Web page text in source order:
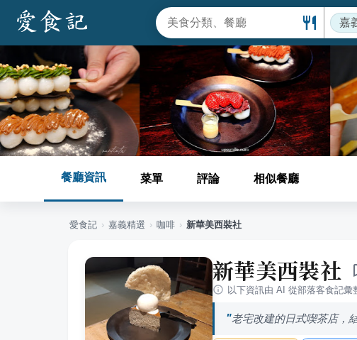
嘉
餐廳資訊 菜單 評論 相似餐廳
愛食記 › 嘉義精選 › 咖啡 › 新華美西裝社
新華美西裝社
以下資訊由 AI 從部落客食記彙
老宅改建的日式喫茶店，